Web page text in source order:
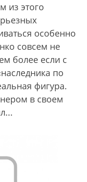
из этого
особенно
совсем не
более если с
по
фигура.
в своем